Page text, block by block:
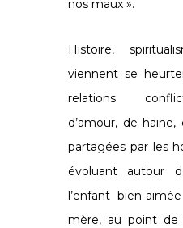
nos maux ».
Histoire,
viennent se
relations
d’amour, de
partagées par les
évoluant autour
l’enfant bien-
mère, au point